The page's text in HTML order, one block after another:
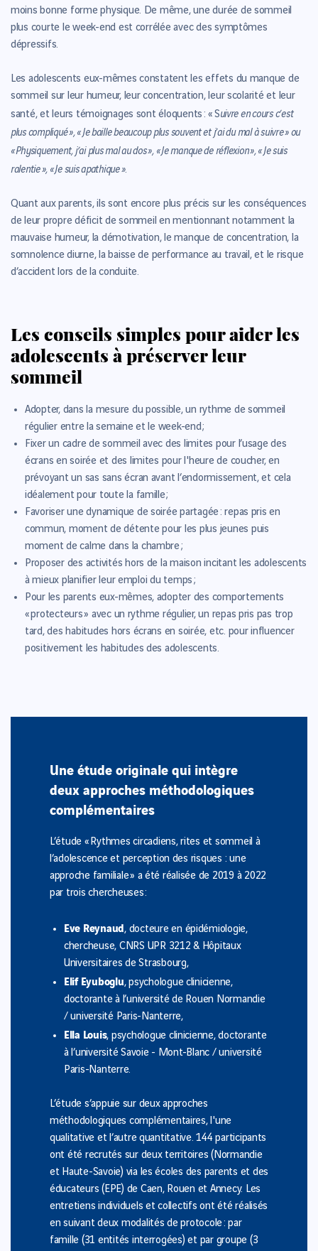
moins bonne forme physique. De même, une durée de sommeil
plus courte le week-end est corrélée avec des symptômes
dépressifs.
Les adolescents eux-mêmes constatent les effets du manque de
sommeil sur leur humeur, leur concentration, leur scolarité et leur
santé, et leurs témoignages sont éloquents : « Suivre en cours c’est
plus compliqué », « Je baille beaucoup plus souvent et j’ai du mal à suivre »ou
« Physiquement, j’ai plus mal au dos », « Je manque de réflexion », « Je suis
ralentie », « Je suis apathique ».
Quant aux parents, ils sont encore plus précis sur les conséquences
de leur propre déficit de sommeil en mentionnant notamment la
mauvaise humeur, la démotivation, le manque de concentration, la
somnolence diurne, la baisse de performance au travail, et le risque
d’accident lors de la conduite.
Les conseils simples pour aider les
adolescents à préserver leur
sommeil
Adopter, dans la mesure du possible, un rythme de sommeil
régulier entre la semaine et le week-end ;
Fixer un cadre de sommeil avec des limites pour l’usage des
écrans en soirée et des limites pour l'heure de coucher, en
prévoyant un sas sans écran avant l’endormissement, et cela
idéalement pour toute la famille ;
Favoriser une dynamique de soirée partagée : repas pris en
commun, moment de détente pour les plus jeunes puis
moment de calme dans la chambre ;
Proposer des activités hors de la maison incitant les adolescents
à mieux planifier leur emploi du temps ;
Pour les parents eux-mêmes, adopter des comportements
« protecteurs » avec un rythme régulier, un repas pris pas trop
tard, des habitudes hors écrans en soirée, etc. pour influencer
positivement les habitudes des adolescents.
Une étude originale qui intègre
deux approches méthodologiques
complémentaires
L’étude « Rythmes circadiens, rites et sommeil à
l’adolescence et perception des risques : une
approche familiale » a été réalisée de 2019 à 2022
par trois chercheuses :
Eve Reynaud, docteure en épidémiologie,
chercheuse, CNRS UPR 3212 & Hôpitaux
Universitaires de Strasbourg,
Elif Eyuboglu, psychologue clinicienne,
doctorante à l’université de Rouen Normandie
/ université Paris-Nanterre,
Ella Louis, psychologue clinicienne, doctorante
à l’université Savoie - Mont-Blanc / université
Paris-Nanterre.
L’étude s’appuie sur deux approches
méthodologiques complémentaires, l'une
qualitative et l’autre quantitative. 144 participants
ont été recrutés sur deux territoires (Normandie
et Haute-Savoie) via les écoles des parents et des
éducateurs (EPE) de Caen, Rouen et Annecy. Les
entretiens individuels et collectifs ont été réalisés
en suivant deux modalités de protocole : par
famille (31 entités interrogées) et par groupe (3